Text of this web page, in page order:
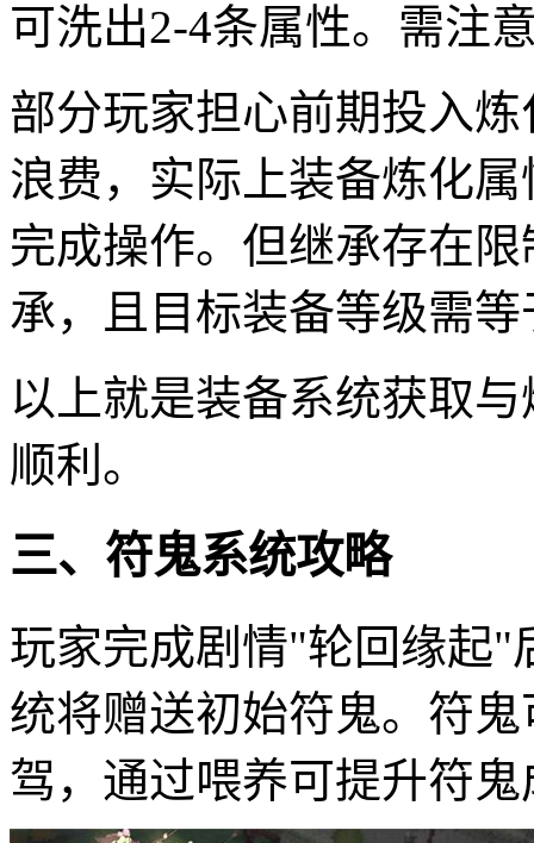
可洗出2-4条属性。需注
部分玩家担心前期投入
浪费，实际上装备炼化
完成操作。但继承存在
承，且目标装备等级需
以上就是装备系统获取
顺利。
三、符鬼系统攻略
玩家完成剧情"轮回缘起"
统将赠送初始符鬼。符
驾，通过喂养可提升符